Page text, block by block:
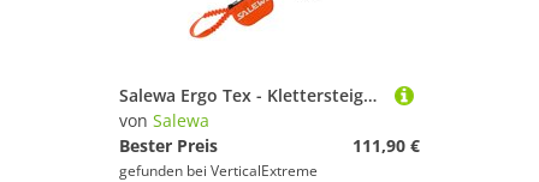
Salewa Ergo Tex - Klettersteigset
von Salewa
Bester Preis
111,90 €
gefunden bei VerticalExtreme